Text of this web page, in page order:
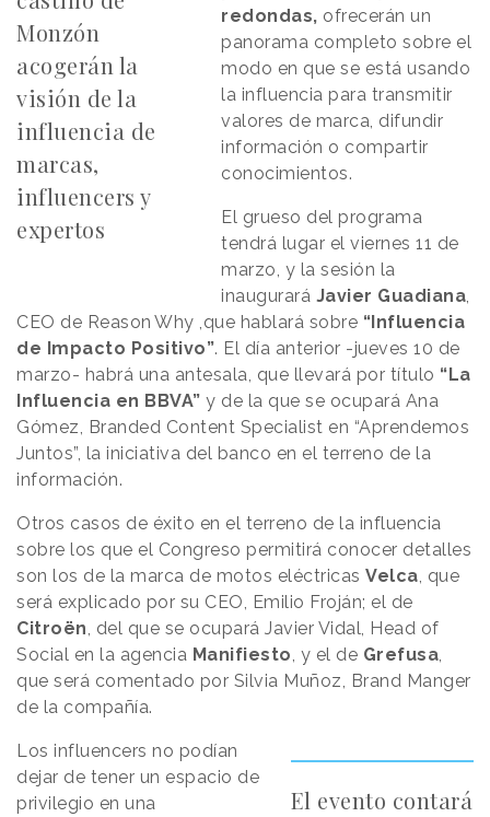
Monzón
acogerán la
visión de la
influencia de
marcas,
influencers y
expertos
redondas, ofrecerán un
panorama completo sobre el
modo en que se está usando
la influencia para transmitir
valores de marca, difundir
información o compartir
conocimientos.
El grueso del programa
tendrá lugar el viernes 11 de
marzo, y la sesión la
inaugurará Javier Guadiana,
CEO de Reason Why ,que hablará sobre “Influencia
de Impacto Positivo”. El día anterior -jueves 10 de
marzo- habrá una antesala, que llevará por título “La
Influencia en BBVA” y de la que se ocupará Ana
Gómez, Branded Content Specialist en “Aprendemos
Juntos”, la iniciativa del banco en el terreno de la
información.
Otros casos de éxito en el terreno de la influencia
sobre los que el Congreso permitirá conocer detalles
son los de la marca de motos eléctricas Velca, que
será explicado por su CEO, Emilio Froján; el de
Citroën, del que se ocupará Javier Vidal, Head of
Social en la agencia Manifiesto, y el de Grefusa,
que será comentado por Silvia Muñoz, Brand Manger
de la compañía.
El evento contará
Los influencers no podían
dejar de tener un espacio de
privilegio en una